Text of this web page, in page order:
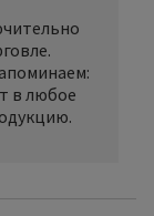
в любое